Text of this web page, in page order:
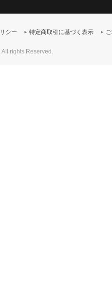
シー 特定商取引に基づく表示
rights Reserved.